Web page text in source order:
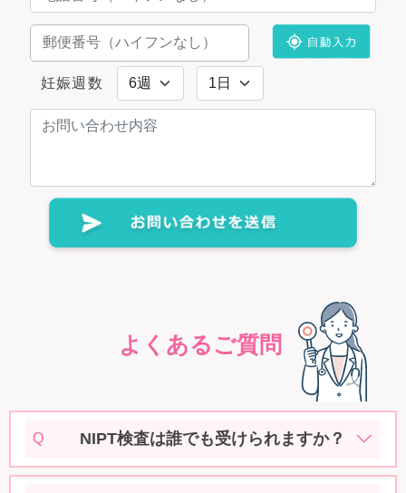
妊娠週数
よくあるご質問
Q NIPT検査は誰でも受けられますか？